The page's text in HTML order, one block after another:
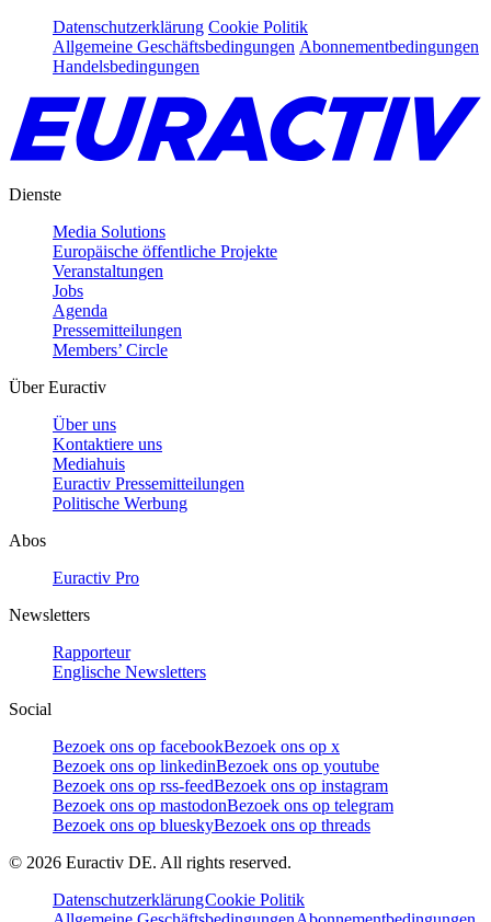
Datenschutzerklärung Cookie Politik
Allgemeine Geschäftsbedingungen Abonnementbedingungen
Handelsbedingungen
Dienste
Media Solutions
Europäische öffentliche Projekte
Veranstaltungen
Jobs
Agenda
Pressemitteilungen
Members’ Circle
Über Euractiv
Über uns
Kontaktiere uns
Mediahuis
Euractiv Pressemitteilungen
Politische Werbung
Abos
Euractiv Pro
Newsletters
Rapporteur
Englische Newsletters
Social
Bezoek ons op facebookBezoek ons op x
Bezoek ons op linkedinBezoek ons op youtube
Bezoek ons op rss-feedBezoek ons op instagram
Bezoek ons op mastodonBezoek ons op telegram
Bezoek ons op blueskyBezoek ons op threads
© 2026 Euractiv DE. All rights reserved.
DatenschutzerklärungCookie Politik